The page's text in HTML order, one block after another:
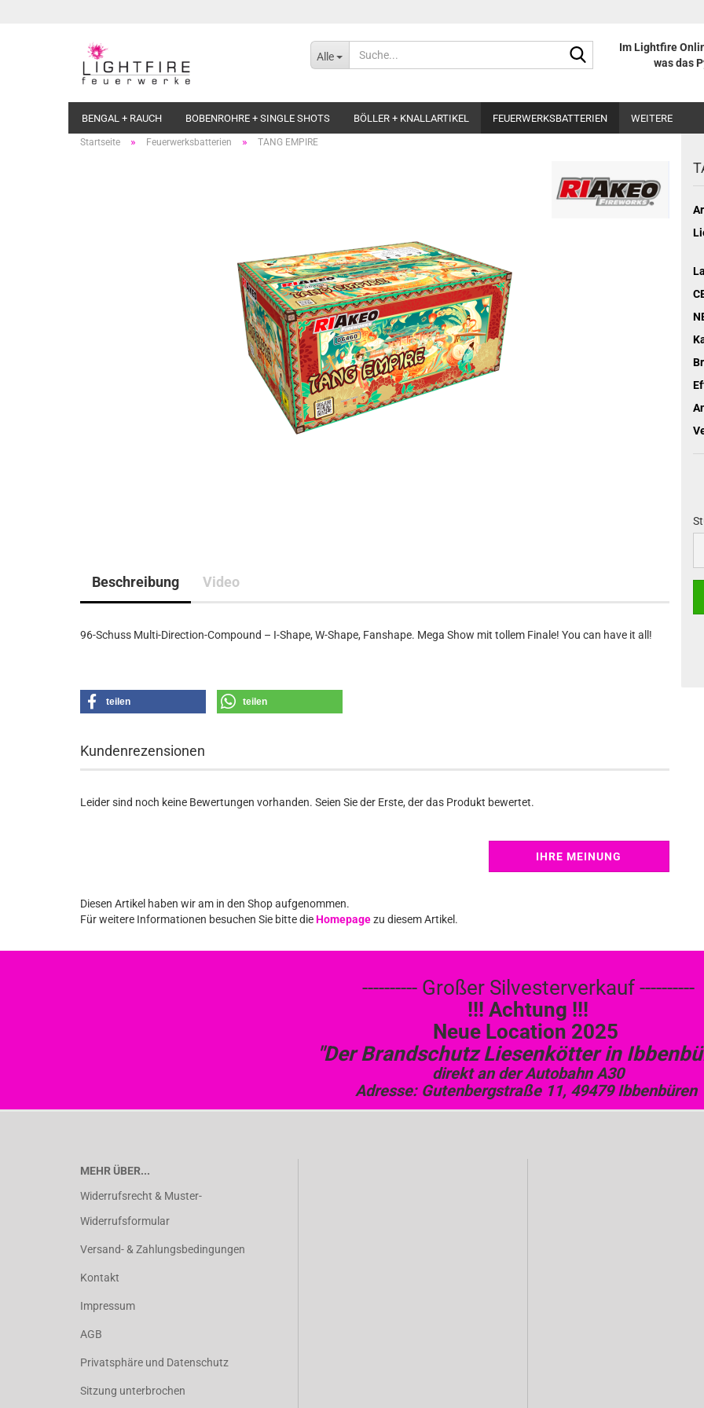
Alle
Suche...Im Lightfire
was das
BENGAL + RAUCH BOBENROHRE + SINGLE SHOTS BÖLLER + KNALLARTIKEL FEUERWERKSBATTERIEN WEITERE
Startseite » Feuerwerksbatterien » TANG EMPIRE
Beschreibung Video
96-Schuss Multi-Direction-Compound – I-Shape, W-Shape, Fanshape. Mega Show mit tollem Finale! You can have it all!
teilen teilen
Kundenrezensionen
Leider sind noch keine Bewertungen vorhanden. Seien Sie der Erste, der das Produkt bewertet.
IHRE MEINUNG
Diesen Artikel haben wir am in den Shop aufgenommen.
Für weitere Informationen besuchen Sie bitte dieHomepagezu diesem Artikel.
---------- Großer Silvesterverkauf ----------
!!! Achtung !!!
Neue Location 2025
"Der Brandschutz Liesenkötter in
direkt an der Autobahn A30
Adresse: Gutenbergstraße 11, 49479 Ibbenbüren
MEHR ÜBER...
Widerrufsrecht & Muster-
Widerrufsformular
Versand- & Zahlungsbedingungen
Kontakt
Impressum
AGB
Privatsphäre und Datenschutz
Sitzung unterbrochen